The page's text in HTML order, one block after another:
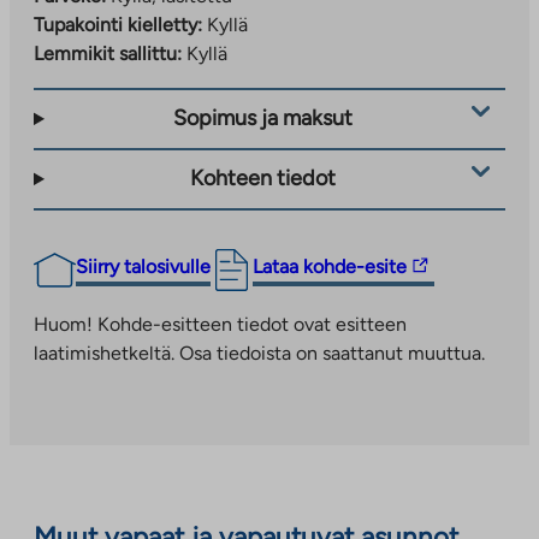
Asukasvalintaan vaikuttaa valtioneuvoston asetuksen
mukaisesti hakijan asunnontarve sekä varallisuus ja
asuntoa. Lisätietoja asukasvalintaperusteista löydät
Varken asukasvalintaohjeesta
https://ohjeet.varke.fi/fi/asukasvalinta/v4/
Tupakointi kielletty: Kyllä
Lemmikit sallittu: Kyllä
Sopimus ja maksut
Kohteen tiedot
Siirry talosivulle Lataa kohde-esite
Linkki
ulkopuoliseen
palveluun.
Huom! Kohde-esitteen tiedot ovat esitteen
laatimishetkeltä. Osa tiedoista on saattanut muuttua.